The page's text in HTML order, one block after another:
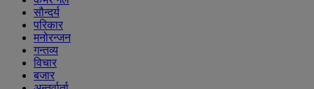
सौन्दर्य
परिकार
मनोरन्जन
गन्तव्य
विचार
बजार